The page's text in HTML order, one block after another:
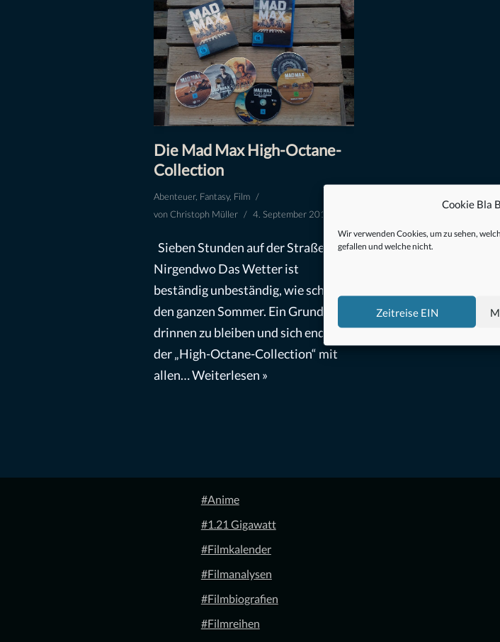
Cookie Bla
Wir verwenden Cookies, um zu sehen,
gefallen und welche nicht.
Zeitreise EIN
Die Mad Max High-Octane-
Collection
Abenteuer, Fantasy, Film
vonChristoph Müller 4. September 2017
Sieben Stunden auf der Straße ins
Nirgendwo Das Wetter ist
beständig unbeständig, wie schon
den ganzen Sommer. Ein Grund
drinnen zu bleiben und sich endlich
der „High-Octane-Collection“ mit
allen…Weiterlesen »
#Anime
#1.21 Gigawatt
#Filmkalender
#Filmanalysen
#Filmbiografien
#Filmreihen